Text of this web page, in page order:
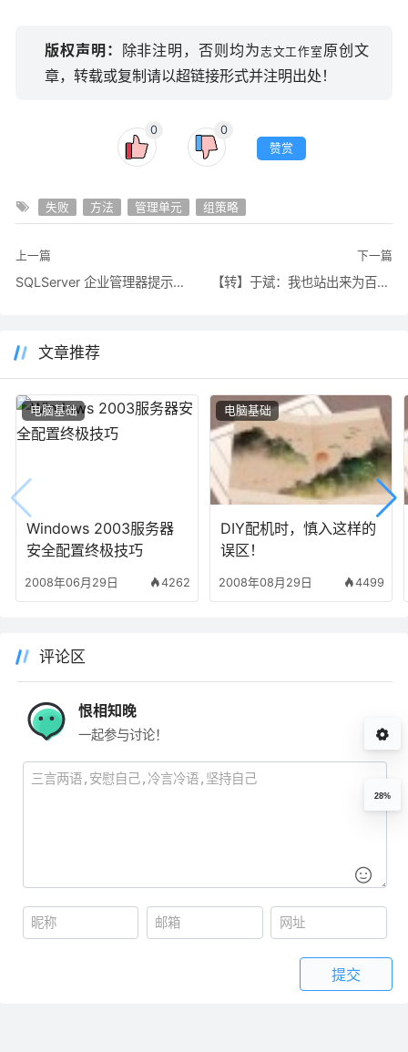
版权声明： 除非注明，否则均为志文工作室 原创文
章，转载或复制请以超链接形式并注明出处！
0
0
赞赏
失败 方法 管理单元 组策略
上一篇
SQLServer 企业管理器提示：MMC创建无法管理单元问题
下一篇
【转】于斌：我也站出来为百度说几句话
文章推荐
Windows 2003服务器
安全配置终极技巧
2008年06月29日 4262
电脑基础
DIY配机时，慎入这样的
误区！
2008年08月29日 4499
电脑基础
评论区
恨相知晚
一起参与讨论！
提交
28%